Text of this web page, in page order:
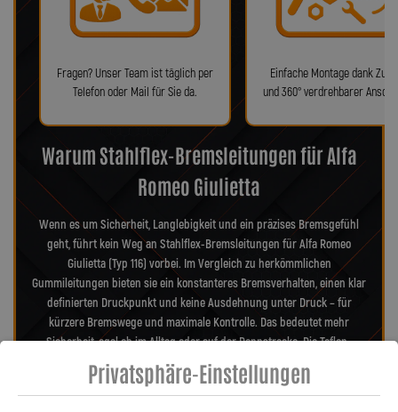
Fragen? Unser Team ist täglich per
Telefon oder Mail für Sie da.
Einfache Montage dank
und 360° verdrehbarer
Warum Stahlflex-Bremsleitungen für Alfa
Romeo Giulietta
Wenn es um Sicherheit, Langlebigkeit und ein präzises Bremsgefühl
geht, führt kein Weg an Stahlflex-Bremsleitungen für Alfa Romeo
Giulietta (Typ 116) vorbei. Im Vergleich zu herkömmlichen
Gummileitungen bieten sie ein konstanteres Bremsverhalten, einen klar
definierten Druckpunkt und keine Ausdehnung unter Druck – für
kürzere Bremswege und maximale Kontrolle. Das bedeutet mehr
Sicherheit, egal ob im Alltag oder auf der Rennstrecke. Die Teflon-
Innenseele ist nicht entflammbar und hitzebeständig bis 260 °C,
während das Edelstahlgeflecht die Leitungen nahezu wartungsfrei und
unempfindlich gegenüber äußeren Einflüssen macht. Es schützt
Privatsphäre-Einstellungen